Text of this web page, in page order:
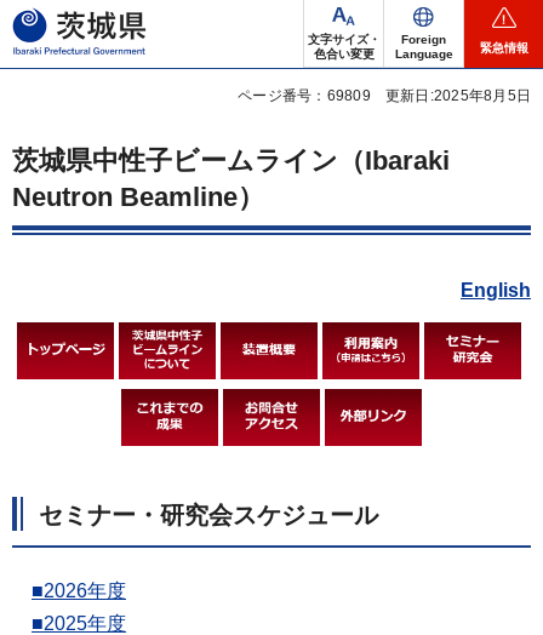
茨城県
文字サイズ・
色合い変更
Foreign
Language
緊急情報
ページ番号：69809 更新日:2025年8月5日
茨城県中性子ビームライン（Ibaraki
Neutron Beamline）
English
セミナー・研究会スケジュール
■2026年度
■2025年度